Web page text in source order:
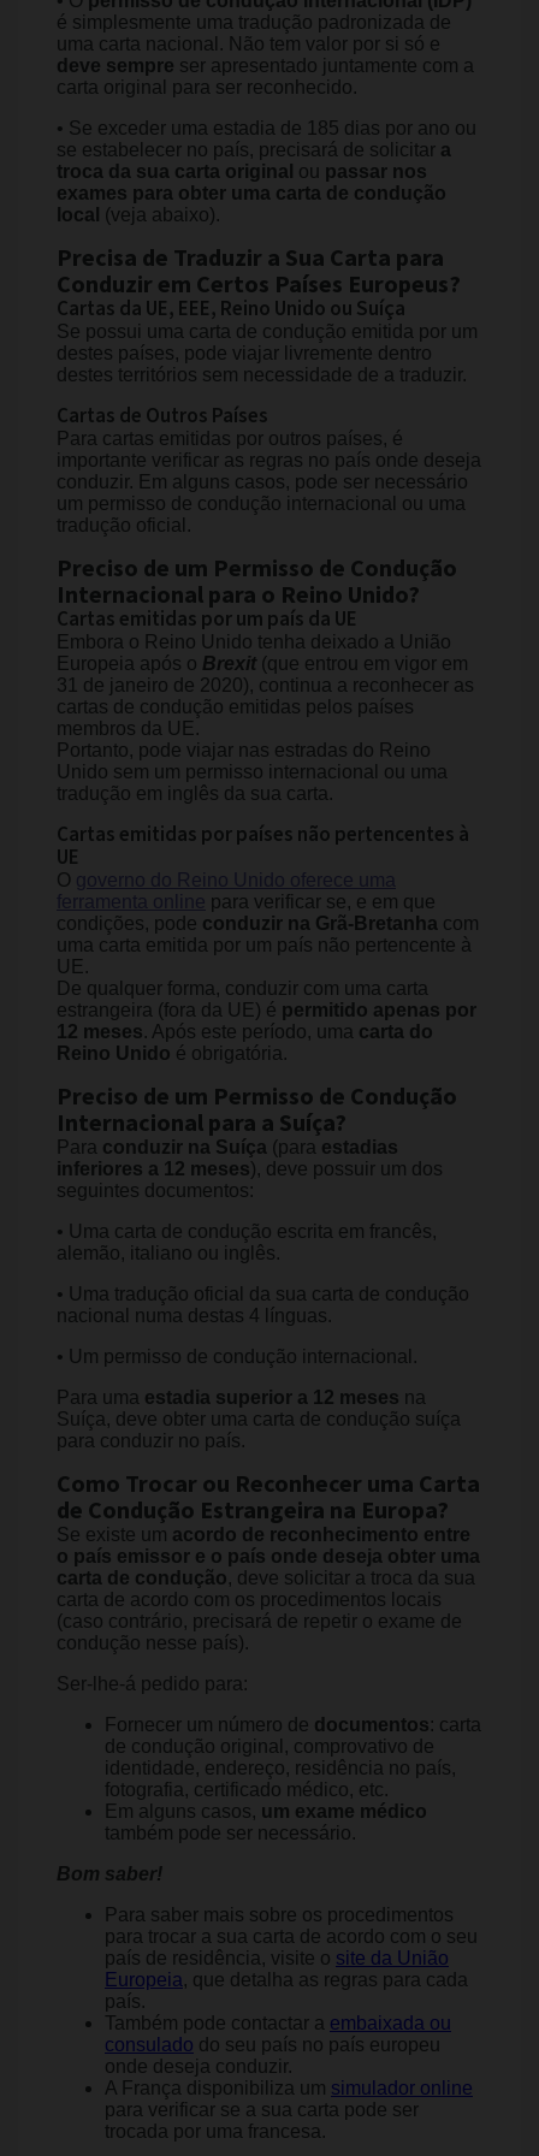
é simplesmente uma tradução padronizada de
uma carta nacional. Não tem valor por si só e
deve sempre ser apresentado juntamente com a
carta original para ser reconhecido.
• Se exceder uma estadia de 185 dias por ano ou
se estabelecer no país, precisará de solicitar a
troca da sua carta original ou passar nos
exames para obter uma carta de condução
local (veja abaixo).
Precisa de Traduzir a Sua Carta para
Conduzir em Certos Países Europeus?
Cartas da UE, EEE, Reino Unido ou Suíça
Se possui uma carta de condução emitida por um
destes países, pode viajar livremente dentro
destes territórios sem necessidade de a traduzir.
Cartas de Outros Países
Para cartas emitidas por outros países, é
importante verificar as regras no país onde deseja
conduzir. Em alguns casos, pode ser necessário
um permisso de condução internacional ou uma
tradução oficial.
Preciso de um Permisso de Condução
Internacional para o Reino Unido?
Cartas emitidas por um país da UE
Embora o Reino Unido tenha deixado a União
Europeia após o Brexit(que entrou em vigor em
31 de janeiro de 2020), continua a reconhecer as
cartas de condução emitidas pelos países
membros da UE.
Portanto, pode viajar nas estradas do Reino
Unido sem um permisso internacional ou uma
tradução em inglês da sua carta.
Cartas emitidas por países não pertencentes à
UE
O governo do Reino Unido oferece uma
ferramenta online para verificar se, e em que
condições, pode conduzir na Grã-Bretanha com
uma carta emitida por um país não pertencente à
UE.
De qualquer forma, conduzir com uma carta
estrangeira (fora da UE) é permitido apenas por
12 meses. Após este período, uma carta do
Reino Unido é obrigatória.
Preciso de um Permisso de Condução
Internacional para a Suíça?
Para conduzir na Suíça (para estadias
inferiores a 12 meses), deve possuir um dos
seguintes documentos:
• Uma carta de condução escrita em francês,
alemão, italiano ou inglês.
• Uma tradução oficial da sua carta de condução
nacional numa destas 4 línguas.
• Um permisso de condução internacional.
Para uma estadia superior a 12 meses na
Suíça, deve obter uma carta de condução suíça
para conduzir no país.
Como Trocar ou Reconhecer uma Carta
de Condução Estrangeira na Europa?
Se existe um acordo de reconhecimento entre
o país emissor e o país onde deseja obter uma
carta de condução, deve solicitar a troca da sua
carta de acordo com os procedimentos locais
(caso contrário, precisará de repetir o exame de
condução nesse país).
Ser-lhe-á pedido para:
Fornecer um número de documentos: carta
de condução original, comprovativo de
identidade, endereço, residência no país,
fotografia, certificado médico, etc.
Em alguns casos, um exame médico
também pode ser necessário.
Bom saber!
Para saber mais sobre os procedimentos
para trocar a sua carta de acordo com o seu
país de residência, visite o site da União
Europeia, que detalha as regras para cada
país.
Também pode contactar a embaixada ou
consulado do seu país no país europeu
onde deseja conduzir.
A França disponibiliza um simulador online
para verificar se a sua carta pode ser
trocada por uma francesa.